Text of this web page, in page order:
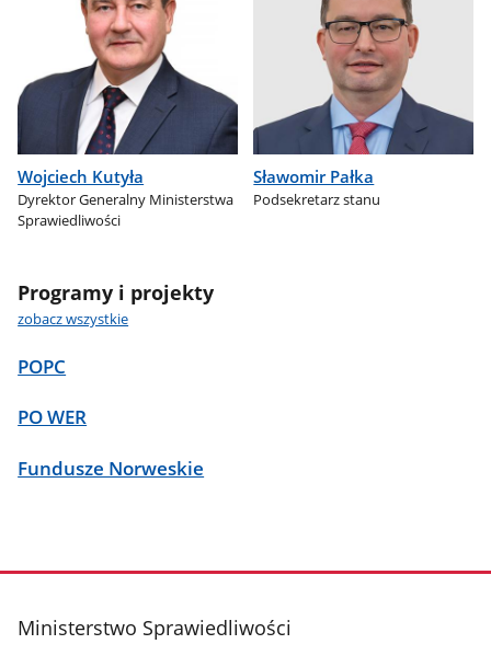
Wojciech Kutyła
Dyrektor Generalny Ministerstwa
Sprawiedliwości
Sławomir Pałka
Podsekretarz stanu
Programy i projekty
zobacz wszystkie
POPC
PO WER
Fundusze Norweskie
stopka
Ministerstwo Sprawiedliwości